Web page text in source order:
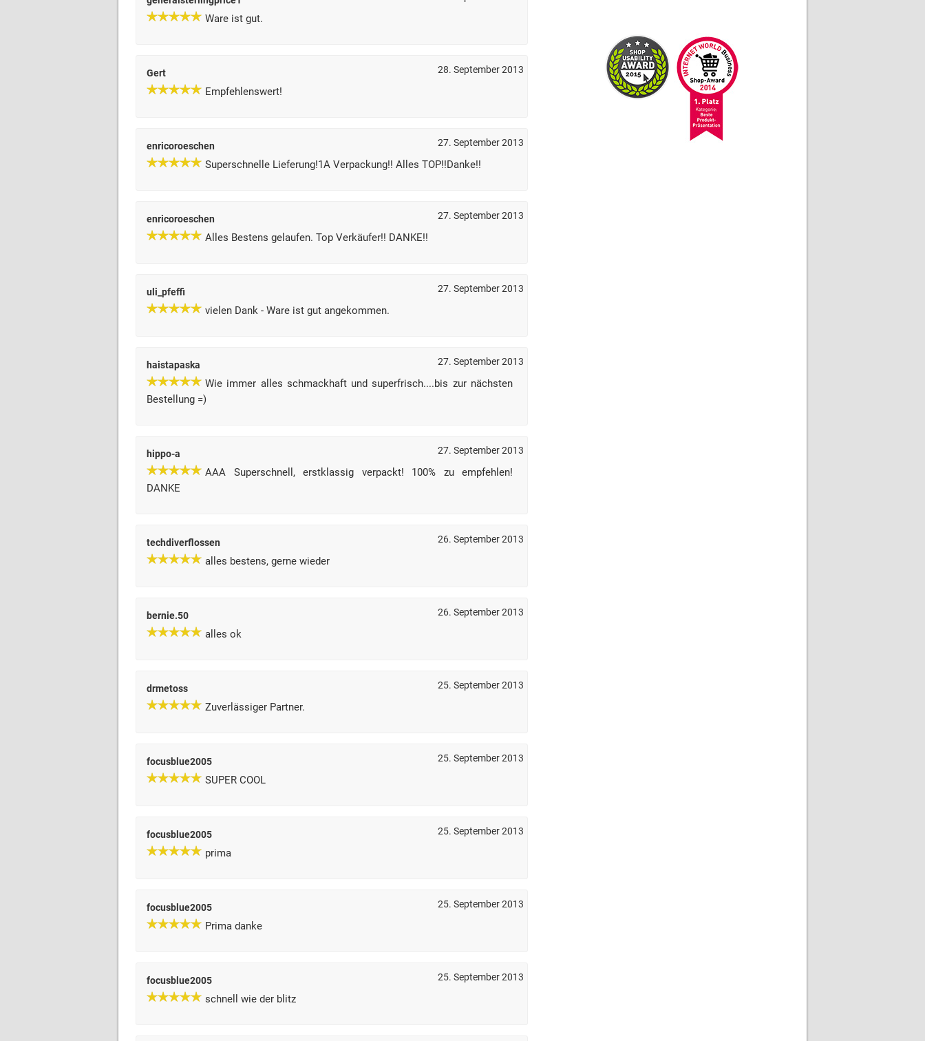
Ware ist gut.
Gert 28. September 2013
Empfehlenswert!
enricoroeschen 27. September 2013
Superschnelle Lieferung!1A Verpackung!! Alles TOP!!Danke!!
enricoroeschen 27. September 2013
Alles Bestens gelaufen. Top Verkäufer!! DANKE!!
uli_pfeffi 27. September 2013
vielen Dank - Ware ist gut angekommen.
haistapaska 27. September 2013
Wie immer alles schmackhaft und superfrisch....bis zur nächsten
Bestellung =)
hippo-a 27. September 2013
AAA Superschnell, erstklassig verpackt! 100% zu empfehlen!
DANKE
techdiverflossen 26. September 2013
alles bestens, gerne wieder
bernie.50 26. September 2013
alles ok
drmetoss 25. September 2013
Zuverlässiger Partner.
focusblue2005 25. September 2013
SUPER COOL
focusblue2005 25. September 2013
prima
focusblue2005 25. September 2013
Prima danke
focusblue2005 25. September 2013
schnell wie der blitz